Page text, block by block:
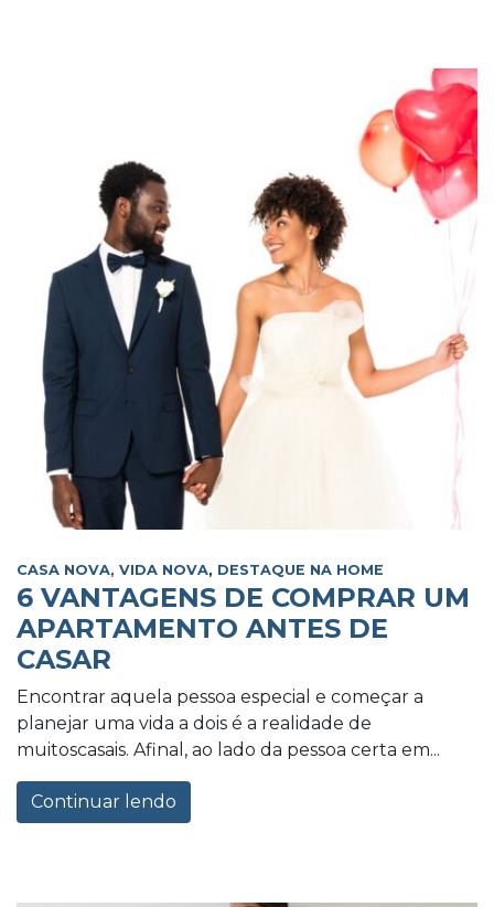
CASA NOVA, VIDA NOVA, DESTAQUE NA HOME
6 VANTAGENS DE COMPRAR UM
APARTAMENTO ANTES DE
CASAR
Encontrar aquela pessoa especial e começar a
planejar uma vida a dois é a realidade de
muitoscasais. Afinal, ao lado da pessoa certa em...
Continuar lendo